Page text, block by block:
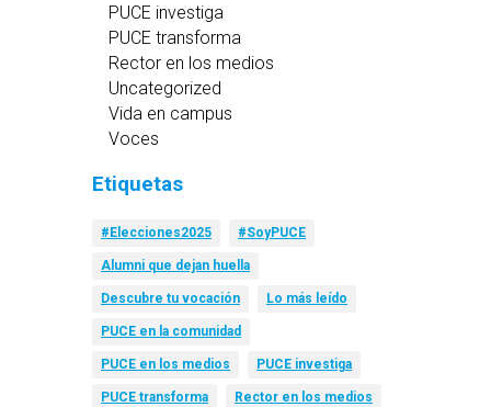
PUCE investiga
PUCE transforma
Rector en los medios
Uncategorized
Vida en campus
Voces
Etiquetas
#Elecciones2025 #SoyPUCE
Alumni que dejan huella
Descubre tu vocación Lo más leído
PUCE en la comunidad
PUCE en los medios PUCE investiga
PUCE transforma Rector en los medios